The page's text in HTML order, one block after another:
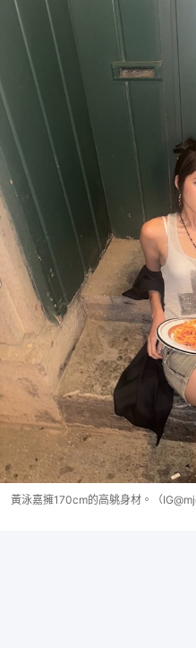
黃泳嘉擁170cm的高䠷身材。（